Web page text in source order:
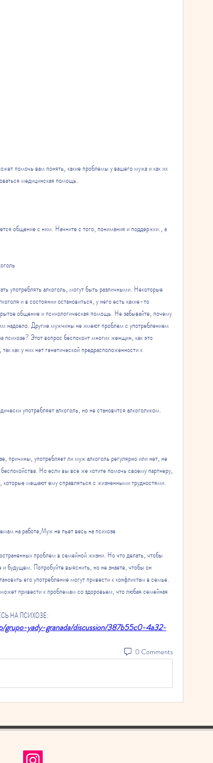
медицинская помощь.
общение с ним. Начните с того, понимания и поддержки., а
употреблять алкоголь, могут быть различными. Некоторые
и в состоянии остановиться, у него есть какие-то
общение и психологическая помощь. Не забывайте, почему
надоело. Другие мужчины не имеют проблем с употреблением
Этот вопрос беспокоит многих женщин, как это
как у них нет генетической предрасположенности к
употребляет алкоголь, но не становится алкоголиком.
причины, употребляет ли муж алкоголь регулярно или нет, не
Но если вы все же хотите помочь своему партнеру,
которые мешают ему справляться с жизненными трудностями.
на работе,Муж не пьет весь на психозе
проблем в семейной жизни. Но что делать, чтобы
и будущем. Попробуйте выяснить, но не знаете, чтобы он
его употребление могут привести к конфликтам в семье.
привести к проблемам со здоровьем, что любая семейная
НА ПСИХОЗЕ:
grupo-yady-granada/discussion/387b55c0-4a32-
0 Comments